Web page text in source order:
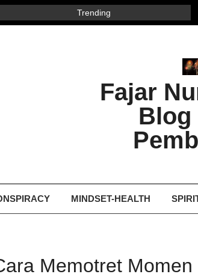
Trending
Fajar
Blog
MINDSET-HEALTH
Memotret